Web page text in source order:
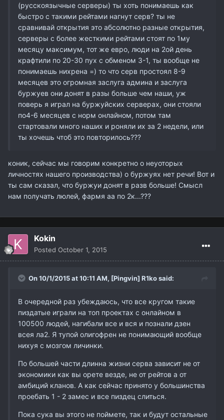
(русскоязычные серверы) ты хоть понимаешь как
быстро с такими рейтами нагнут серв? ты не
сравнивай открытия это абсолютно разные открытия,
серверы с более жесткими рейтами стоят по 1му
месяцу максимум, тот же евро, люди на 2ой день
крафтили по 20-30 пух с обменом 3-1, ты вообще не
понимаешь нихрена =) то что серв простоял 8-9
месяцев это огромная заслуга админа и заслуга
буржуев они донят в разы больше чем наши, уж
поверь я играл на буржуйских серверах, они стояли
по4-6 месяцев с норм онлайном, потом там
стартовали много наших и роняли их за 2 недели, или
ты хочешь чтоб это повторилось???
коник, сейчас мы говорим конкретно о неуоторых
личностях нашего производства) о буржуях нет речи! Вот и
ты сам сказал, что буржуи донят в разв больше! Смысл
нам получать люлей, фармя аа по 2к...???
Kokin
Posted October 1, 2015
On 10/1/2015 at 10:11 AM, [Pingvin] R1kosaid:
В очередной раз убеждаюсь, что все кругом такие
пиздатые играли на топ проектах с онлайном в
100500 людей, нагибали все и вся и познали дзен
всея ла2. Я тупой олигофрен не понимающий вообще
нихуя с мозгом личинки.
По большей части длинна жизни серва зависит не от
экономики как вы орете везде, не от рейтов а от
амбиций кланов. А как сейчас принято у большинства
проебать 1 - 2 замес и все пиздец слиться.
Пока сука вы этого не поймете, так и будут остальные